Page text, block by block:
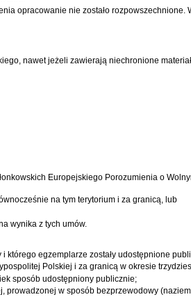
opracowanie nie zostało rozpowszechnione.
nawet jeżeli zawierają niechronione
Europejskiego Porozumienia o
na tym terytorium i za granicą, lub
wynika z tych umów.
którego egzemplarze zostały udostępnione
Polskiej i za granicą w okresie
sposób udostępniony publicznie;
w sposób bezprzewodowy